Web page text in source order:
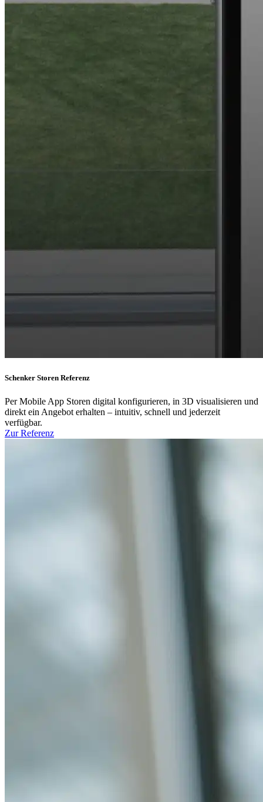
Schenker Storen Referenz
Per Mobile App Storen digital konfigurieren, in 3D visualisieren und
direkt ein Angebot erhalten – intuitiv, schnell und jederzeit
verfügbar.
Zur Referenz